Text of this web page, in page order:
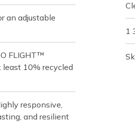
an adjustable
FLIGHT™
10% recycled
responsive,
and resilient
1